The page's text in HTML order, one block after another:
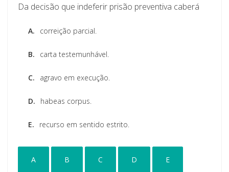
Da decisão que indeferir prisão preventiva caberá
A. correição parcial.
B. carta testemunhável.
C. agravo em execução.
D. habeas corpus.
E. recurso em sentido estrito.
A B C D E